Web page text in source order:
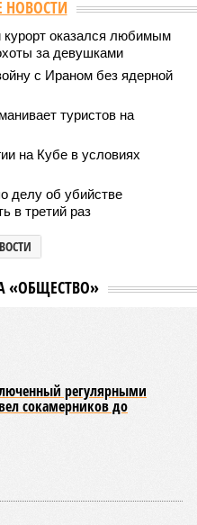
НОВОСТИ
оказался любимым
за девушками
с Ираном без ядерной
туристов на
на Кубе в условиях
делу об убийстве
в третий раз
«ОБЩЕСТВО»
регулярными
сокамерников до